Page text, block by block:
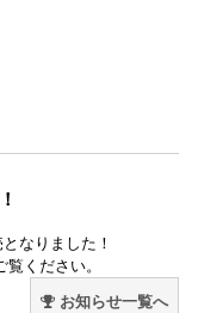
となりました！
覧ください。
お知らせ一覧へ